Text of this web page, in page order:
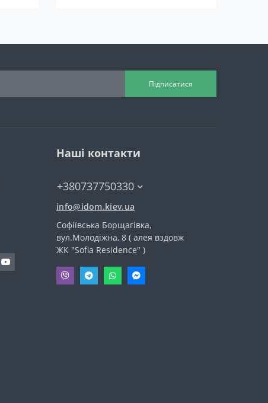
Підписатися
Наші контакти
+380737750330
info@idom.kiev.ua
Софіївська Борщагівка,
вул.Молодіжна, 8 ( алея вздовж
ЖК "Sofia Residence" )